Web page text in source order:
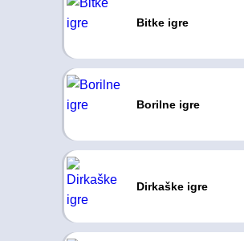
Bitke igre
Borilne igre
Dirkaške igre